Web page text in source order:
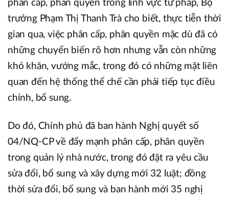
phân cấp, phân quyền trong lĩnh vực tư pháp, Bộ
trưởng Phạm Thị Thanh Trà cho biết, thực tiễn thời
gian qua, việc phân cấp, phân quyền mặc dù đã có
những chuyển biến rõ hơn nhưng vẫn còn những
khó khăn, vướng mắc, trong đó có những mặt liên
quan đến hệ thống thể chế cần phải tiếp tục điều
chỉnh, bổ sung.
Do đó, Chính phủ đã ban hành Nghị quyết số
04/NQ-CP về đẩy mạnh phân cấp, phân quyền
trong quản lý nhà nước, trong đó đặt ra yêu cầu
sửa đổi, bổ sung và xây dựng mới 32 luật; đồng
thời sửa đổi, bổ sung và ban hành mới 35 nghị